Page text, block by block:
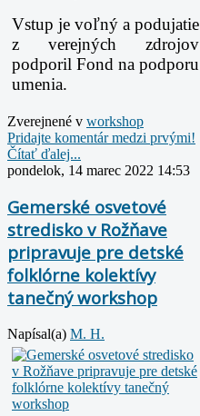
Vstup je voľný a podujatie
z verejných zdrojov
podporil Fond na podporu
umenia.
Zverejnené v workshop
Pridajte komentár medzi prvými!
Čítať ďalej...
pondelok, 14 marec 2022 14:53
Gemerské osvetové
stredisko v Rožňave
pripravuje pre detské
folklórne kolektívy
tanečný workshop
Napísal(a) M. H.